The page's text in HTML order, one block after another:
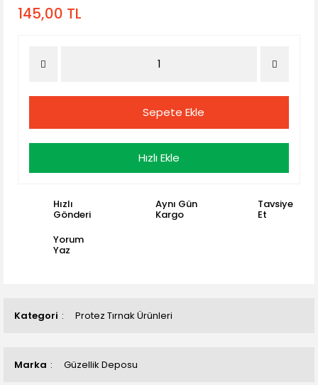
Kategori Protez Tırnak Ürünleri
Marka Güzellik Deposu
145,00 TL
Sepete Ekle
Hızlı Ekle
Hızlı
Gönderi
Aynı Gün
Kargo
Tavsiye
Et
Yorum
Yaz